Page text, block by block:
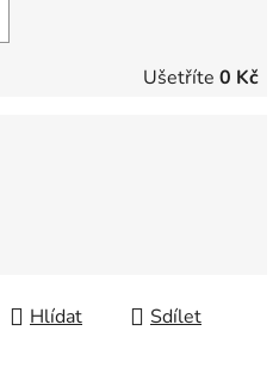
Ušetříte 0 Kč
Hlídat Sdílet